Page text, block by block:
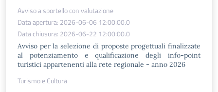
Avviso a sportello con valutazione
Data apertura: 2026-06-06 12:00:00.0
Data chiusura: 2026-06-22 12:00:00.0
Avviso per la selezione di proposte progettuali finalizzate
al potenziamento e qualificazione degli info-point
turistici appartenenti alla rete regionale - anno 2026
Turismo e Cultura